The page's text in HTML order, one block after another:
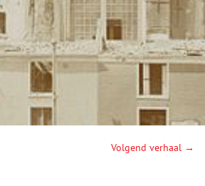
Volgend verhaal →